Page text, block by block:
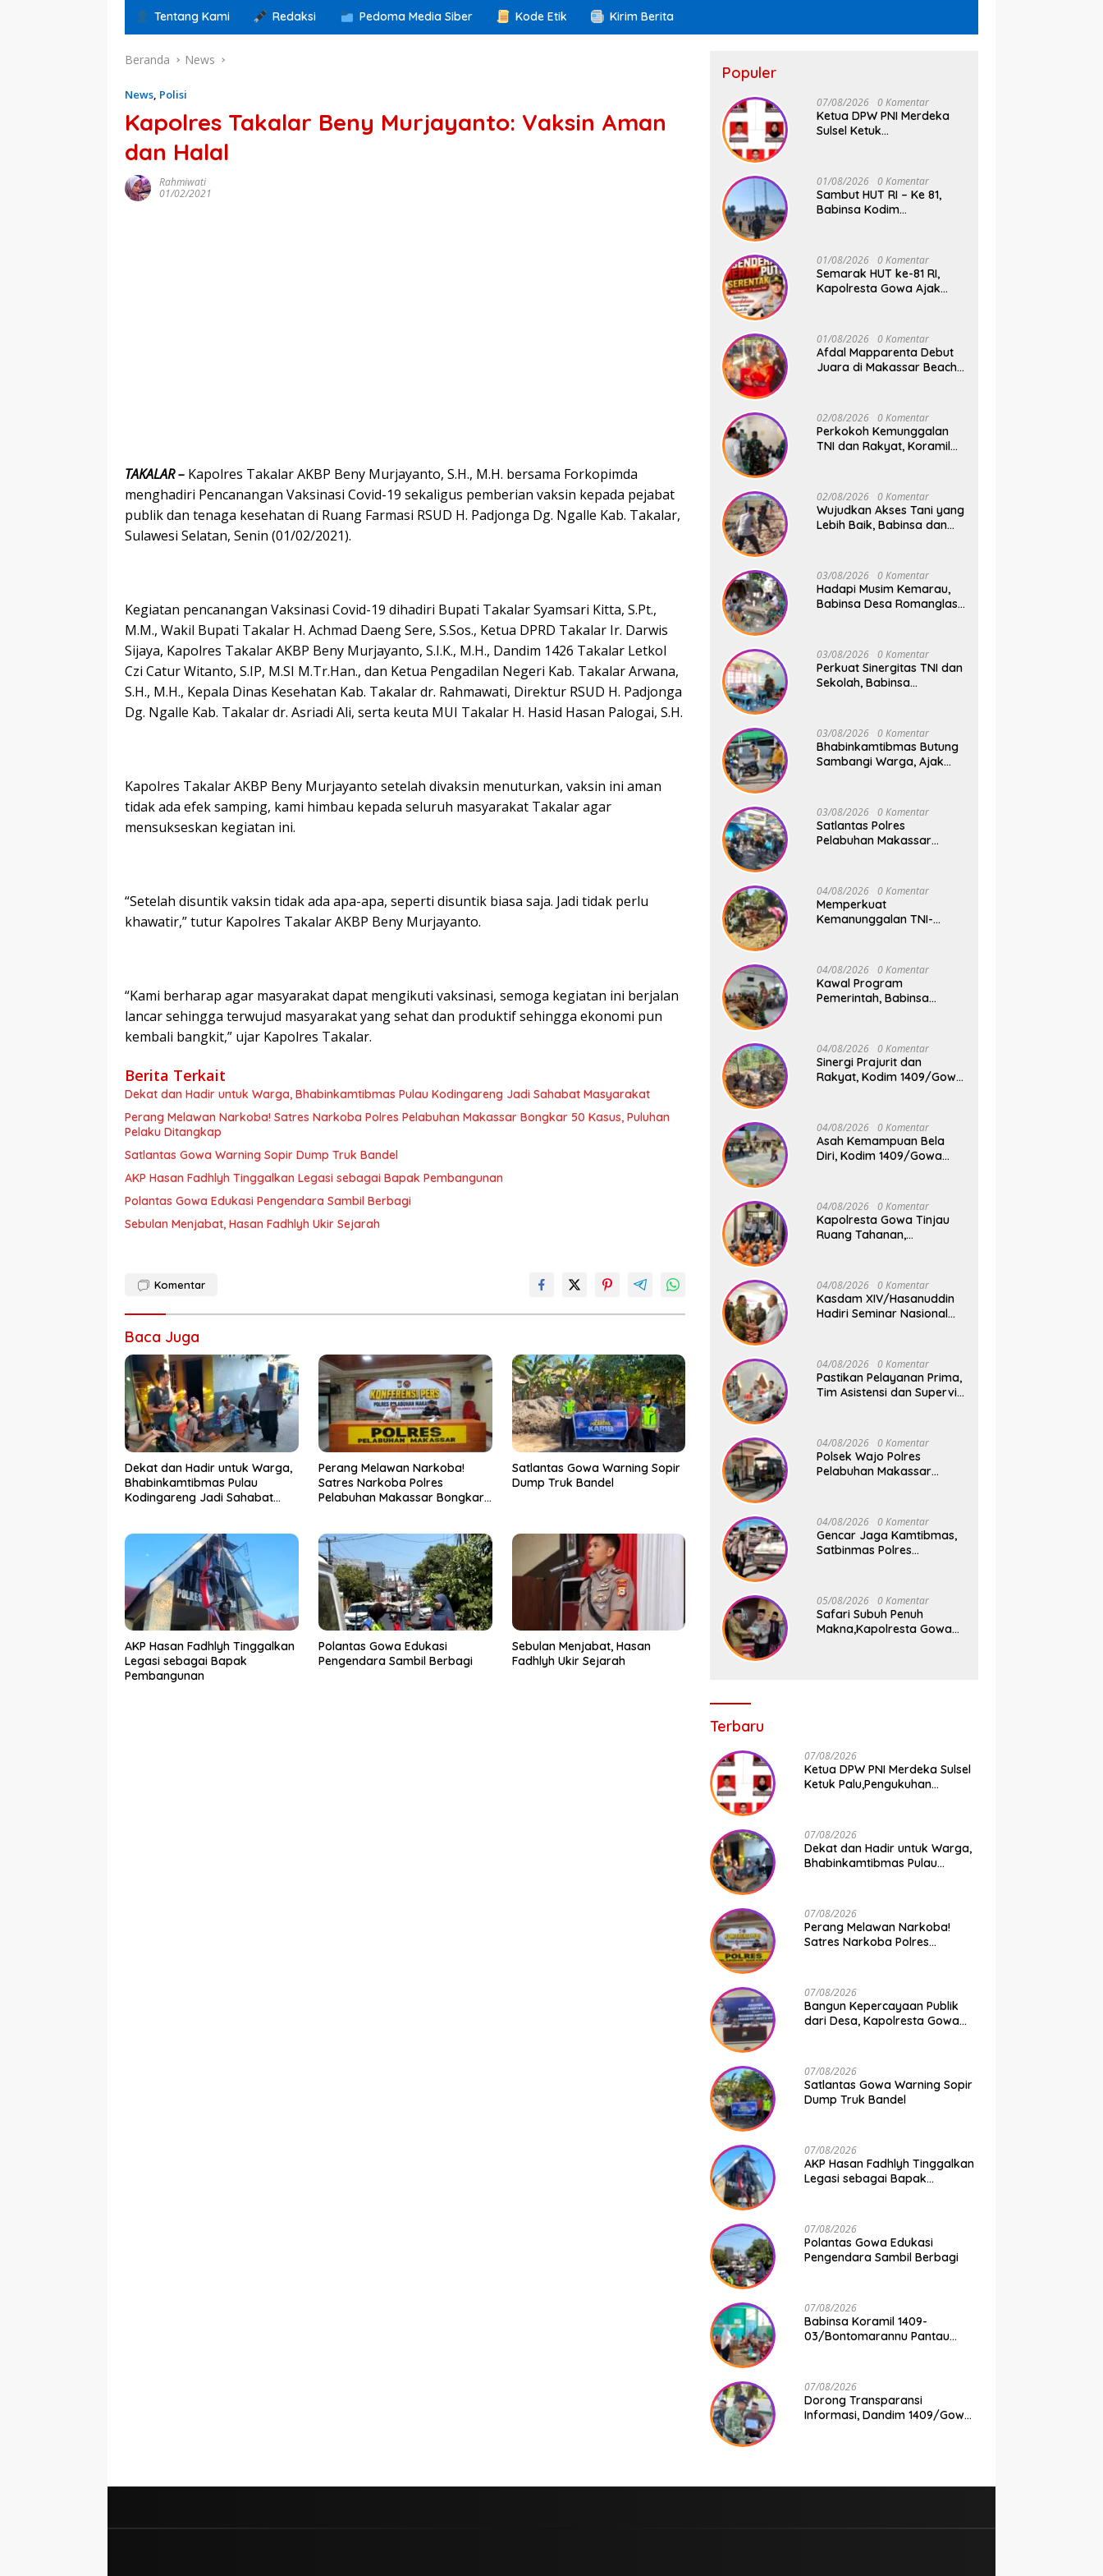
Tentang Kami Redaksi Pedoma Media Siber Kode Etik Kirim Berita
Beranda News
News, Polisi
Kapolres Takalar Beny Murjayanto: Vaksin Aman
dan Halal
Rahmiwati
01/02/2021
TAKALAR – Kapolres Takalar AKBP Beny Murjayanto, S.H., M.H. bersama Forkopimda
menghadiri Pencanangan Vaksinasi Covid-19 sekaligus pemberian vaksin kepada pejabat
publik dan tenaga kesehatan di Ruang Farmasi RSUD H. Padjonga Dg. Ngalle Kab. Takalar,
Sulawesi Selatan, Senin (01/02/2021).
Kegiatan pencanangan Vaksinasi Covid-19 dihadiri Bupati Takalar Syamsari Kitta, S.Pt.,
M.M., Wakil Bupati Takalar H. Achmad Daeng Sere, S.Sos., Ketua DPRD Takalar Ir. Darwis
Sijaya, Kapolres Takalar AKBP Beny Murjayanto, S.I.K., M.H., Dandim 1426 Takalar Letkol
Czi Catur Witanto, S.IP, M.SI M.Tr.Han., dan Ketua Pengadilan Negeri Kab. Takalar Arwana,
S.H., M.H., Kepala Dinas Kesehatan Kab. Takalar dr. Rahmawati, Direktur RSUD H. Padjonga
Dg. Ngalle Kab. Takalar dr. Asriadi Ali, serta keuta MUI Takalar H. Hasid Hasan Palogai, S.H.
Kapolres Takalar AKBP Beny Murjayanto setelah divaksin menuturkan, vaksin ini aman
tidak ada efek samping, kami himbau kepada seluruh masyarakat Takalar agar
mensukseskan kegiatan ini.
“Setelah disuntik vaksin tidak ada apa-apa, seperti disuntik biasa saja. Jadi tidak perlu
khawatir,” tutur Kapolres Takalar AKBP Beny Murjayanto.
“Kami berharap agar masyarakat dapat mengikuti vaksinasi, semoga kegiatan ini berjalan
lancar sehingga terwujud masyarakat yang sehat dan produktif sehingga ekonomi pun
kembali bangkit,” ujar Kapolres Takalar.
Berita Terkait
Dekat dan Hadir untuk Warga, Bhabinkamtibmas Pulau Kodingareng Jadi Sahabat Masyarakat
Perang Melawan Narkoba! Satres Narkoba Polres Pelabuhan Makassar Bongkar 50 Kasus, Puluhan
Pelaku Ditangkap
Satlantas Gowa Warning Sopir Dump Truk Bandel
AKP Hasan Fadhlyh Tinggalkan Legasi sebagai Bapak Pembangunan
Polantas Gowa Edukasi Pengendara Sambil Berbagi
Sebulan Menjabat, Hasan Fadhlyh Ukir Sejarah
Komentar
Baca Juga
Dekat dan Hadir untuk Warga,
Bhabinkamtibmas Pulau
Kodingareng Jadi Sahabat
Perang Melawan Narkoba!
Satres Narkoba Polres
Pelabuhan Makassar Bongkar
Satlantas Gowa Warning Sopir
Dump Truk Bandel
AKP Hasan Fadhlyh Tinggalkan
Legasi sebagai Bapak
Pembangunan
Polantas Gowa Edukasi
Pengendara Sambil Berbagi
Sebulan Menjabat, Hasan
Fadhlyh Ukir Sejarah
Populer
07/08/2026 0 Komentar
Ketua DPW PNI Merdeka
Sulsel Ketuk
2026
01/08/2026 0 Komentar
Sambut HUT RI – Ke 81,
Babinsa Kodim
Kedisiplinan Calon
Paskibraka Kecamatan
Bontonompo
01/08/2026 0 Komentar
Semarak HUT ke-81 RI,
Kapolresta Gowa Ajak
01/08/2026 0 Komentar
Afdal Mapparenta Debut
Juara di Makassar Beach
02/08/2026 0 Komentar
Perkokoh Kemunggalan
TNI dan Rakyat, Koramil
02/08/2026 0 Komentar
Wujudkan Akses Tani yang
Lebih Baik, Babinsa dan
Swadaya
03/08/2026 0 Komentar
Hadapi Musim Kemarau,
Babinsa Desa Romanglasa
Kesehatan
03/08/2026 0 Komentar
Perkuat Sinergitas TNI dan
Sekolah, Babinsa
Center Malakaji
03/08/2026 0 Komentar
Bhabinkamtibmas Butung
Sambangi Warga, Ajak
03/08/2026 0 Komentar
Satlantas Polres
Pelabuhan Makassar
Aman dan Lancar
04/08/2026 0 Komentar
Memperkuat
Kemanunggalan TNI-
Gelar Karya Bakti
Bersama Pemdes Jipang
04/08/2026 0 Komentar
Kawal Program
Pemerintah, Babinsa
Tetebatu Pantau
Penyaluran Makan Bergizi
Gratis di SD Inpres
Biringkaloro
04/08/2026 0 Komentar
Sinergi Prajurit dan
Rakyat, Kodim 1409/Gowa
V di Dua Lokasi Vital
04/08/2026 0 Komentar
Asah Kemampuan Bela
Diri, Kodim 1409/Gowa
Profesionalisme Prajurit
04/08/2026 0 Komentar
Kapolresta Gowa Tinjau
Ruang Tahanan,
04/08/2026 0 Komentar
Kasdam XIV/Hasanuddin
Hadiri Seminar Nasional
Desa
04/08/2026 0 Komentar
Pastikan Pelayanan Prima,
Tim Asistensi dan Supervisi
Samapta dan Command
Center Polresta Gowa
04/08/2026 0 Komentar
Polsek Wajo Polres
Pelabuhan Makassar
Rawan Cegah Kejahatan
04/08/2026 0 Komentar
Gencar Jaga Kamtibmas,
Satbinmas Polres
Pelabuhan Paotere
05/08/2026 0 Komentar
Safari Subuh Penuh
Makna,Kapolresta Gowa
Terbaru
07/08/2026
Ketua DPW PNI Merdeka Sulsel
Ketuk Palu,Pengukuhan
07/08/2026
Dekat dan Hadir untuk Warga,
Bhabinkamtibmas Pulau
07/08/2026
Perang Melawan Narkoba!
Satres Narkoba Polres
Ditangkap
07/08/2026
Bangun Kepercayaan Publik
dari Desa, Kapolresta Gowa
Jajaran Polresta Gowa
07/08/2026
Satlantas Gowa Warning Sopir
Dump Truk Bandel
07/08/2026
AKP Hasan Fadhlyh Tinggalkan
Legasi sebagai Bapak
07/08/2026
Polantas Gowa Edukasi
Pengendara Sambil Berbagi
07/08/2026
Babinsa Koramil 1409-
03/Bontomarannu Pantau
Pattallassang
07/08/2026
Dorong Transparansi
Informasi, Dandim 1409/Gowa